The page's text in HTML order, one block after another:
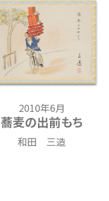
2010年6月
蕎麦の出前もち
和田 三造